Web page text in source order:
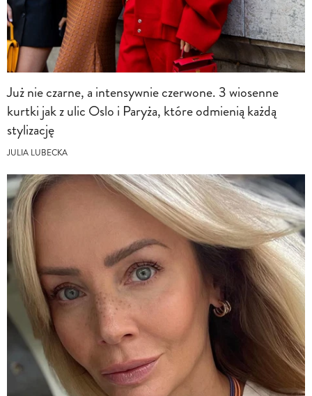
Już nie czarne, a intensywnie czerwone. 3 wiosenne
kurtki jak z ulic Oslo i Paryża, które odmienią każdą
stylizację
JULIA LUBECKA